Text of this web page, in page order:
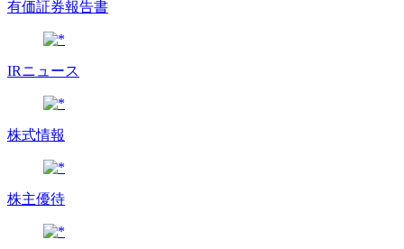
有価証券報告書
IRニュース
株式情報
株主優待